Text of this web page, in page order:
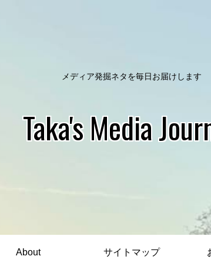
メディア発掘ネタを毎日お届けします
Taka's Media
About サイトマップ